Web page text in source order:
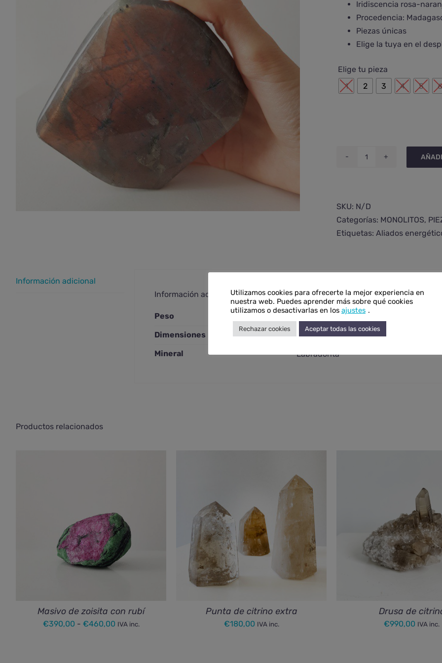
€145,00
hasta
Iridiscencia rosa-
Procedencia:
Piezas únicas
Elige la tuya en el
Elige tu pieza
1 2 3 4 5 6
iris
rosado
cantidad
SKU: N/D
Categorías: MONOLITOS,
Etiquetas: Aliados
Información adicional
Información adicional
Peso
N/D
Dimensiones
N/D
Mineral
Labradorita
Productos relacionados
Masivo de zoisita con rubí
€390,00 - €460,00Rango
IVA inc.
Punta de citrino extra
€180,00 IVA inc.
Drusa de
€990,00 IVA inc.
Utilizamos cookies para ofrecerte la mejor experiencia en
nuestra web. Puedes aprender más sobre qué cookies
utilizamos o desactivarlas en los ajustes .
Rechazar cookies Aceptar todas las cookies